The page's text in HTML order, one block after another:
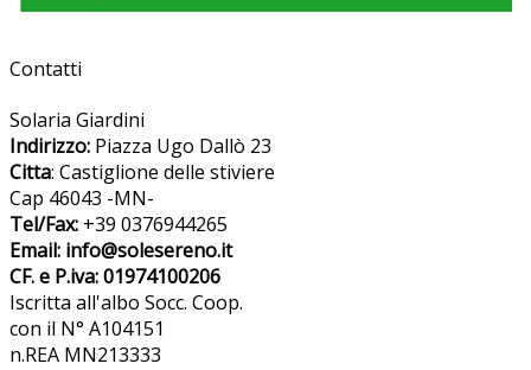
Contatti
Solaria Giardini
Indirizzo: Piazza Ugo Dallò 23
Citta: Castiglione delle stiviere
Cap 46043 -MN-
Tel/Fax: +39 0376944265
Email: info@solesereno.it
CF. e P.iva: 01974100206
Iscritta all'albo Socc. Coop.
con il N° A104151
n.REA MN213333